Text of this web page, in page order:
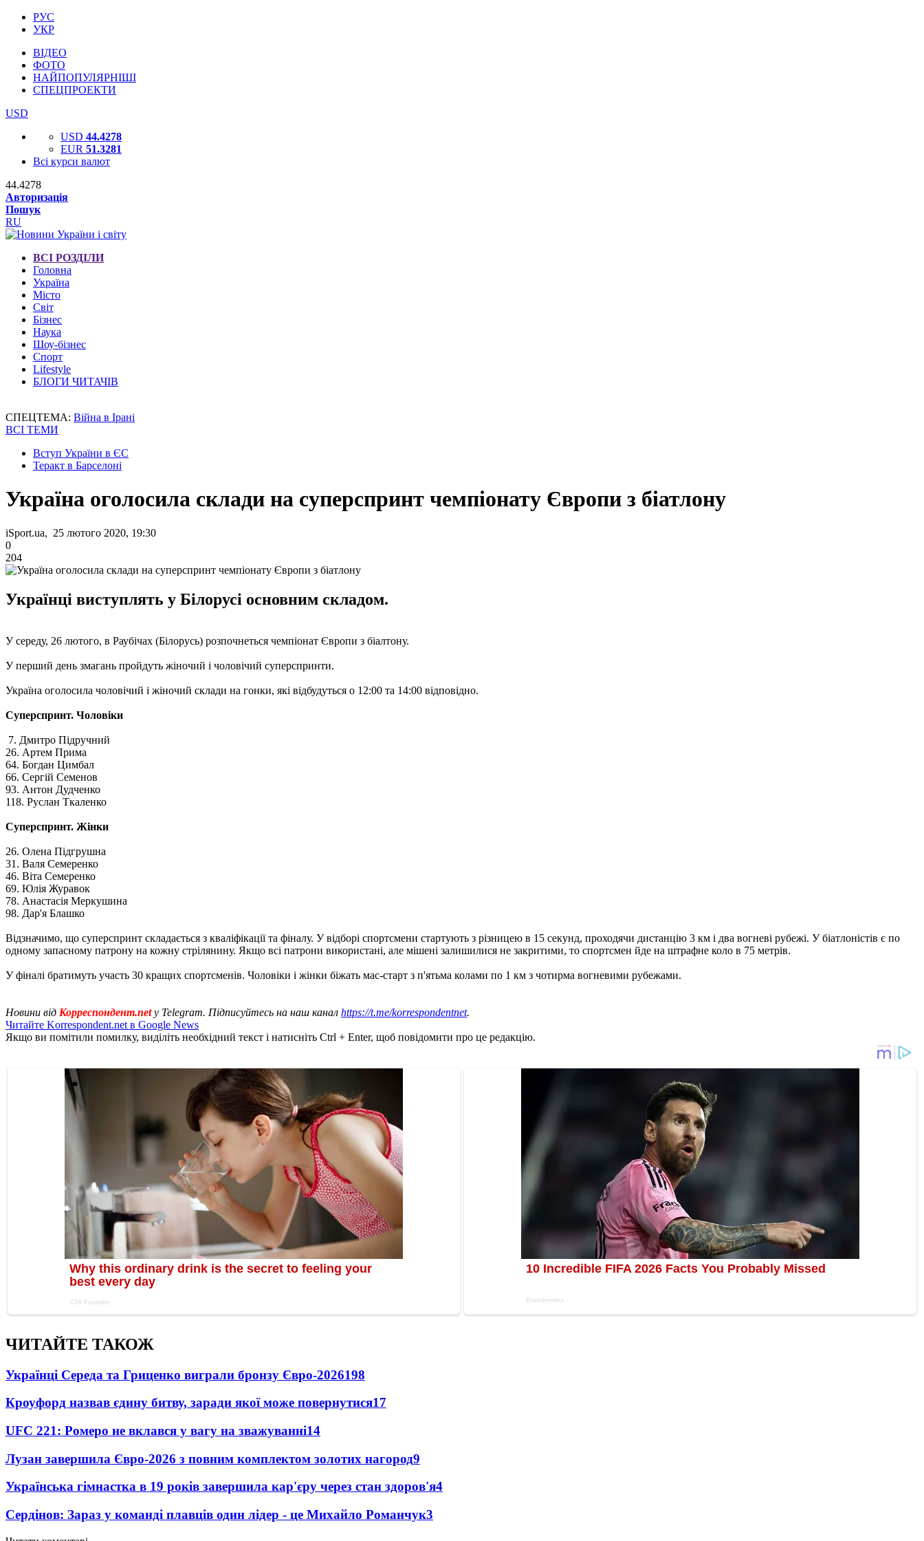
РУС
УКР
ВІДЕО
ФОТО
НАЙПОПУЛЯРНІШІ
СПЕЦПРОЕКТИ
USD
USD 44.4278
EUR 51.3281
Всі курси валют
44.4278
Авторизація
Пошук
RU
ВСІ РОЗДІЛИ
Головна
Україна
Місто
Світ
Бізнес
Наука
Шоу-бізнес
Спорт
Lifestyle
БЛОГИ ЧИТАЧІВ
СПЕЦТЕМА: Війна в Ірані
ВСІ ТЕМИ
Вступ України в ЄС
Теракт в Барселоні
Україна оголосила склади на суперспринт чемпіонату Європи з біатлону
iSport.ua, 25 лютого 2020, 19:30
0
204
Українці виступлять у Білорусі основним складом.
У середу, 26 лютого, в Раубічах (Білорусь) розпочнеться чемпіонат Європи з біалтону.
У перший день змагань пройдуть жіночий і чоловічий суперспринти.
Україна оголосила чоловічий і жіночий склади на гонки, які відбудуться о 12:00 та 14:00 відповідно.
Суперспринт. Чоловіки
7. Дмитро Підручний
26. Артем Прима
64. Богдан Цимбал
66. Сергій Семенов
93. Антон Дудченко
118. Руслан Ткаленко
Суперспринт. Жінки
26. Олена Підгрушна
31. Валя Семеренко
46. ​​Віта Семеренко
69. Юлія Журавок
78. Анастасія Меркушина
98. Дар'я Блашко
Відзначимо, що суперспринт складається з кваліфікації та фіналу. У відборі спортсмени стартують з різницею в 15 секунд, проходячи дистанцію 3 км і два вогневі рубежі. У біатлоністів є по
одному запасному патрону на кожну стрілянину. Якщо всі патрони використані, але мішені залишилися не закритими, то спортсмен йде на штрафне коло в 75 метрів.
У фіналі братимуть участь 30 кращих спортсменів. Чоловіки і жінки біжать мас-старт з п'ятьма колами по 1 км з чотирма вогневими рубежами.
Новини від Корреспондент.net у Telegram. Підписуйтесь на наш канал https://t.me/korrespondentnet.
Читайте Korrespondent.net в Google News
Якщо ви помітили помилку, виділіть необхідний текст і натисніть Ctrl + Enter, щоб повідомити про це редакцію.
ЧИТАЙТЕ ТАКОЖ
Українці Середа та Гриценко виграли бронзу Євро-2026198
Кроуфорд назвав єдину битву, заради якої може повернутися17
UFC 221: Ромеро не вклався у вагу на зважуванні14
Лузан завершила Євро-2026 з повним комплектом золотих нагород9
Українська гімнастка в 19 років завершила кар'єру через стан здоров'я4
Сердінов: Зараз у команді плавців один лідер - це Михайло Романчук3